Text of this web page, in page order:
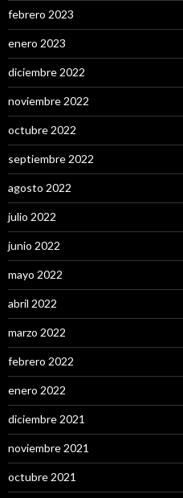
febrero 2023
enero 2023
diciembre 2022
noviembre 2022
octubre 2022
septiembre 2022
agosto 2022
julio 2022
junio 2022
mayo 2022
abril 2022
marzo 2022
febrero 2022
enero 2022
diciembre 2021
noviembre 2021
octubre 2021